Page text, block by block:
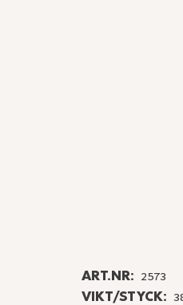
ART.NR: 2573
VIKT/STYCK: